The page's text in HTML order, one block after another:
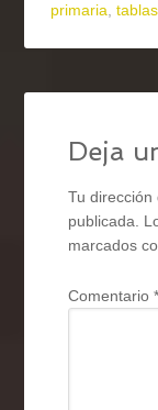
primaria,
Deja
Tu
publicada.
marcados
Comentario*